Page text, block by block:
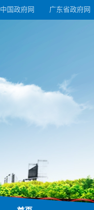
中国政府网 广东省政府网